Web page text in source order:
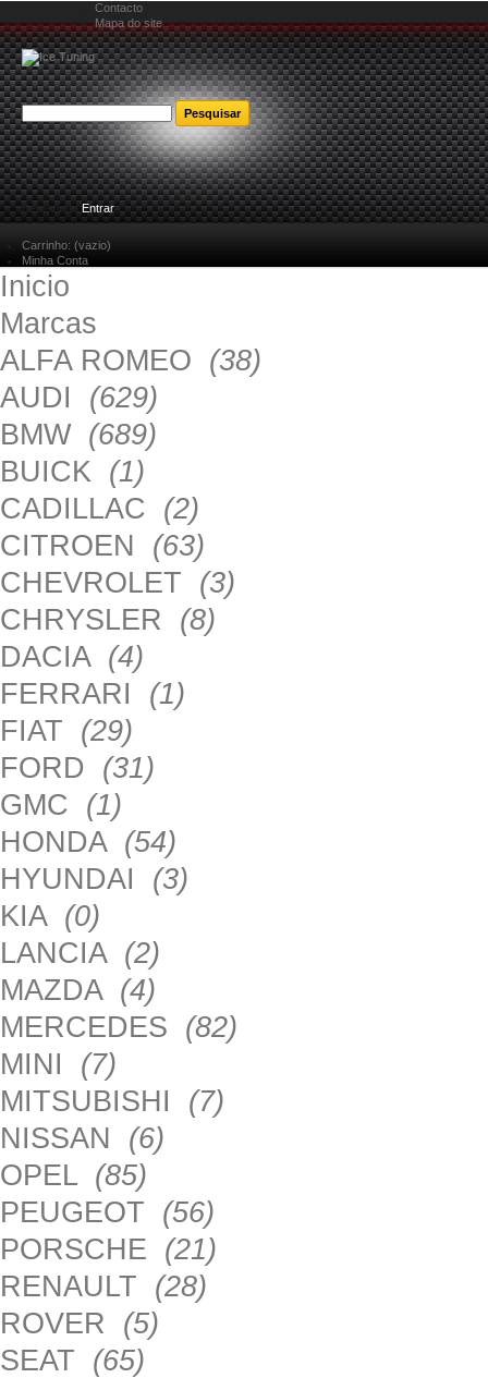
Contacto
Mapa do site
Bem-vindoEntrar
Carrinho: (vazio)
Minha Conta
Inicio
Marcas
ALFA ROMEO (38)
AUDI (629)
BMW (689)
BUICK (1)
CADILLAC (2)
CITROEN (63)
CHEVROLET (3)
CHRYSLER (8)
DACIA (4)
FERRARI (1)
FIAT (29)
FORD (31)
GMC (1)
HONDA (54)
HYUNDAI (3)
KIA (0)
LANCIA (2)
MAZDA (4)
MERCEDES (82)
MINI (7)
MITSUBISHI (7)
NISSAN (6)
OPEL (85)
PEUGEOT (56)
PORSCHE (21)
RENAULT (28)
ROVER (5)
SEAT (65)